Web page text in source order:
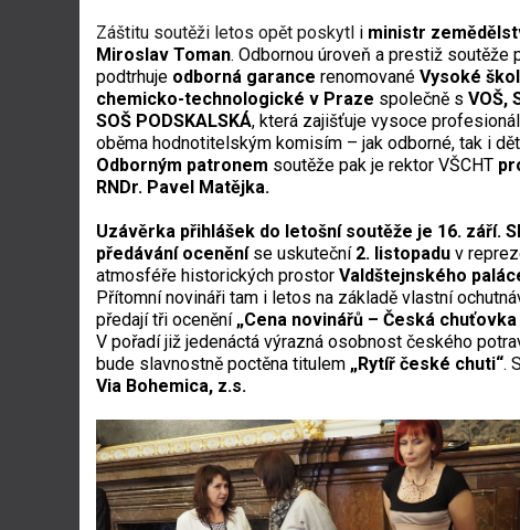
Záštitu soutěži letos opět poskytl i ministr
Miroslav Toman. Odbornou úroveň a prestiž soutěže
podtrhuje odborná garance renomované Vysoké
chemicko-technologické v Praze společně s VOŠ,
SOŠ PODSKALSKÁ, která zajišťuje vysoce
oběma hodnotitelským komisím – jak odborné, tak i
Odborným patronem soutěže pak je rektor VŠCHT
RNDr. Pavel Matějka.
Uzávěrka přihlášek do letošní soutěže je 16. září.
předávání oceněníse uskuteční 2. listopadu v
atmosféře historických prostor Valdštejnského
Přítomní novináři tam i letos na základě vlastní
předají tři ocenění „Cena novinářů – Česká chuťovka
V pořadí již jedenáctá výrazná osobnost českého
bude slavnostně poctěna titulem „Rytíř české chuti“.
Via Bohemica, z.s.